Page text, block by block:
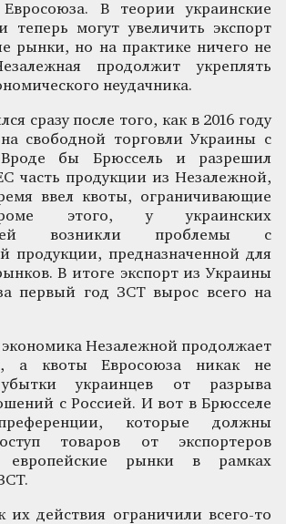
В теории украинские
теперь могут увеличить экспорт
рынки, но на практике ничего не
продолжит укреплять
неудачника.
сразу после того, как в 2016 году
свободной торговли Украины с
Вроде бы Брюссель и разрешил
часть продукции из Незалежной,
ввел квоты, ограничивающие
этого, у украинских
возникли проблемы с
продукции, предназначенной для
В итоге экспорт из Украины
первый год ЗСТ вырос всего на
Незалежной продолжает
а квоты Евросоюза никак не
украинцев от разрыва
с Россией. И вот в Брюсселе
которые должны
товаров от экспортеров
рынки в рамках
их действия ограничили всего-то